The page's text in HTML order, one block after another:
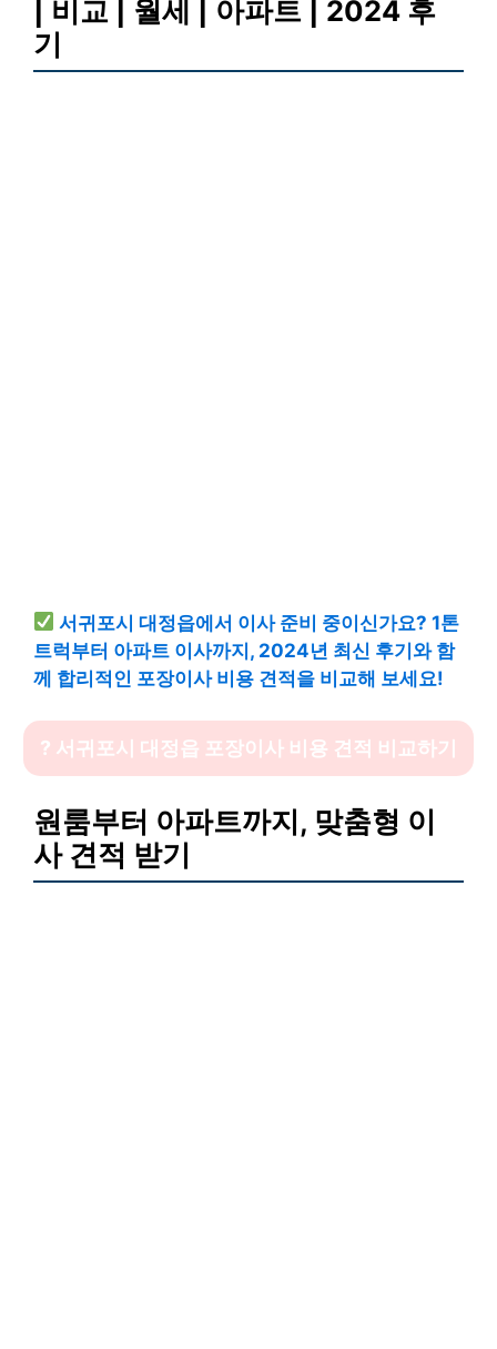
| 비교 | 월세 | 아파트 | 2024 후
기
서귀포시 대정읍에서 이사 준비 중이신가요? 1톤
트럭부터 아파트 이사까지, 2024년 최신 후기와 함
께 합리적인 포장이사 비용 견적을 비교해 보세요!
? 서귀포시 대정읍 포장이사 비용 견적 비교하기
원룸부터 아파트까지, 맞춤형 이
사 견적 받기